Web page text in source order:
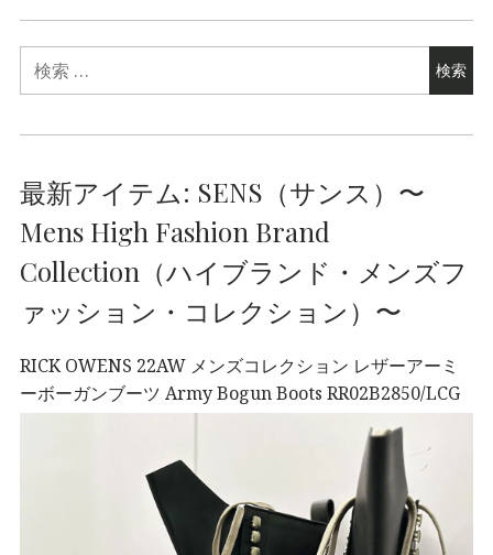
最新アイテム: SENS（サンス）〜
Mens High Fashion Brand
Collection（ハイブランド・メンズフ
ァッション・コレクション）〜
RICK OWENS 22AW メンズコレクション レザーアーミ
ーボーガンブーツ Army Bogun Boots RR02B2850/LCG